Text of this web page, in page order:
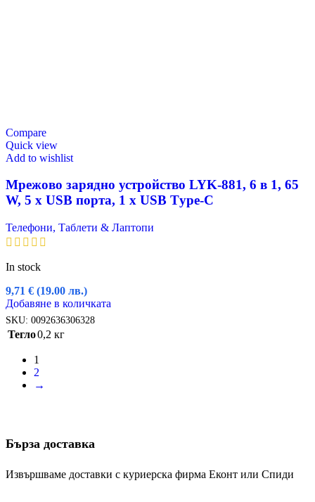
Compare
Quick view
Add to wishlist
Мрежово зарядно устройство LYK-881, 6 в 1, 65
W, 5 х USB порта, 1 х USB Тype-C
Телефони, Таблети & Лаптопи
In stock
9,71 € (19.00 лв.)
Добавяне в количката
SKU: 0092636306328
Тегло0,2 кг
1
2
→
Бърза доставка
Извършваме доставки с куриерска фирма Еконт или Спиди